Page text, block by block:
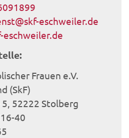
eschweiler.de
eschweiler.de
Frauen e.V.
(SkF)
52222 Stolberg
40